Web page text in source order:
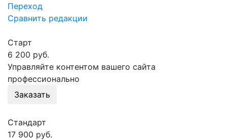
Переход
Сравнить редакции
Старт
6 200 руб.
Управляйте контентом вашего сайта
профессионально
Заказать
Стандарт
17 900 руб.